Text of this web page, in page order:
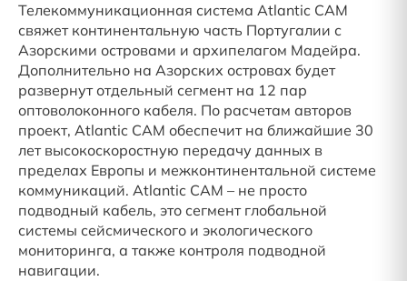
Телекоммуникационная система Atlantic CAM
свяжет континентальную часть Португалии с
Азорскими островами и архипелагом Мадейра.
Дополнительно на Азорских островах будет
развернут отдельный сегмент на 12 пар
оптоволоконного кабеля. По расчетам авторов
проект, Atlantic CAM обеспечит на ближайшие 30
лет высокоскоростную передачу данных в
пределах Европы и межконтинентальной системе
коммуникаций. Atlantic CAM – не просто
подводный кабель, это сегмент глобальной
системы сейсмического и экологического
мониторинга, а также контроля подводной
навигации.